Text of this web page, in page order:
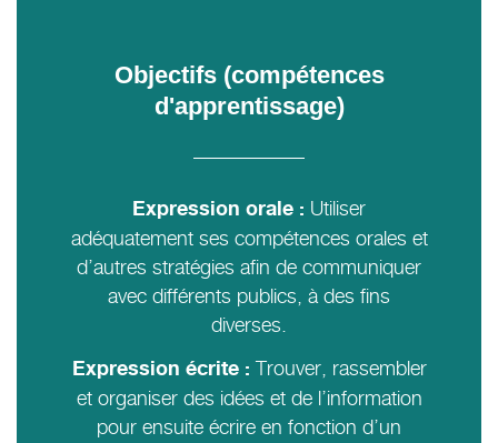
Objectifs (compétences
d'apprentissage)
Expression orale : Utiliser
adéquatement ses compétences orales et
d’autres stratégies afin de communiquer
avec différents publics, à des fins
diverses.
Expression écrite : Trouver, rassembler
et organiser des idées et de l’information
pour ensuite écrire en fonction d’un